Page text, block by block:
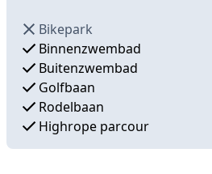
Bikepark
Binnenzwembad
Buitenzwembad
Golfbaan
Rodelbaan
Highrope parcour